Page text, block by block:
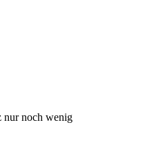
nur noch wenig